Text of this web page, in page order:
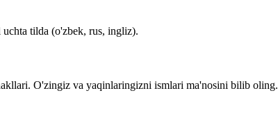
tilda (o'zbek, rus, ingliz).
O'zingiz va yaqinlaringizni ismlari ma'nosini bilib oling.